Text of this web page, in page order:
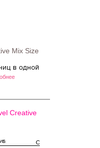
Mix Size
в одной
Creative
C